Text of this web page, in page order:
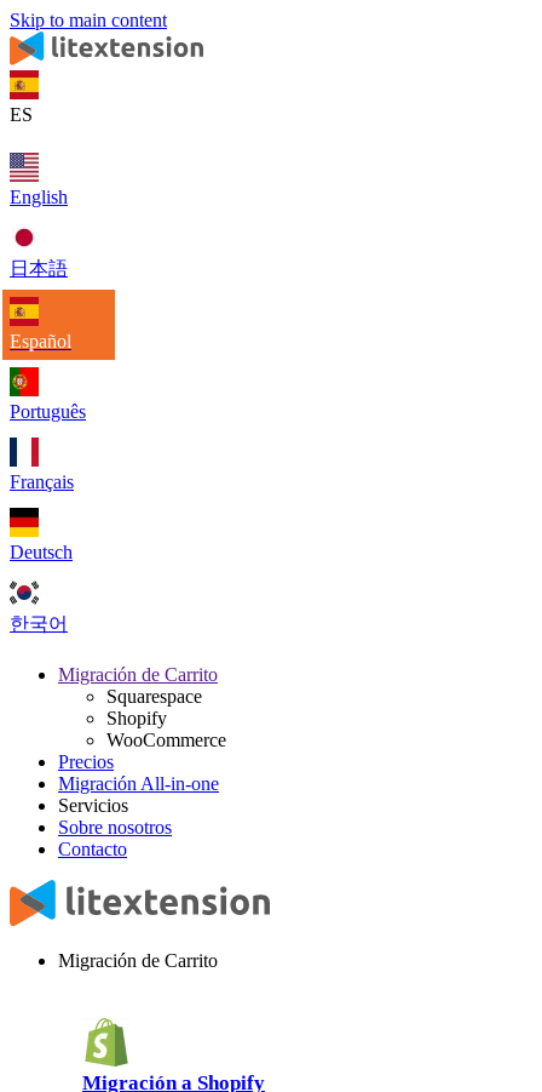
Skip to main content
ES
English
日本語
Español
Português
Français
Deutsch
한국어
Migración de Carrito
Squarespace
Shopify
WooCommerce
Precios
Migración All-in-one
Servicios
Sobre nosotros
Contacto
Migración de Carrito
Migración a Shopify